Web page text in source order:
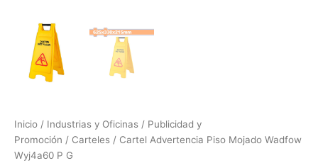
Inicio / Industrias y Oficinas / Publicidad y
Promoción / Carteles / Cartel Advertencia Piso Mojado Wadfow
Wyj4a60 P G